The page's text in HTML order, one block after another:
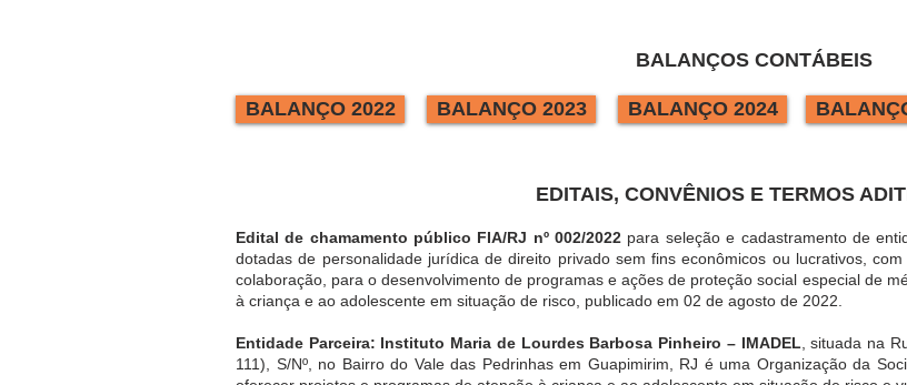
BALANÇOS CONTÁBEIS
BALANÇO 2022 BALANÇO 2023 BALANÇO 2024
EDITAIS, CONVÊNIOS E TERMOS
Edital de chamamento público FIA/RJ nº 002/2022 para seleção e cadastramento de
dotadas de personalidade jurídica de direito privado sem fins econômicos ou lucrativos,
colaboração, para o desenvolvimento de programas e ações de proteção social especial de
à criança e ao adolescente em situação de risco, publicado em 02 de agosto de 2022.
Entidade Parceira: Instituto Maria de Lourdes Barbosa Pinheiro – IMADEL , situada na
111), S/Nº, no Bairro do Vale das Pedrinhas em Guapimirim, RJ é uma Organização da